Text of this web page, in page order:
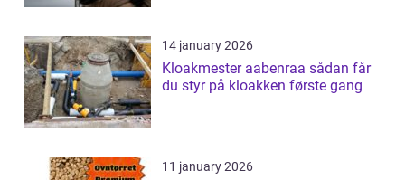
14 january 2026
Kloakmester aabenraa sådan får
du styr på kloakken første gang
11 january 2026